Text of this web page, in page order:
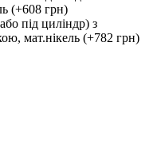
(+608 грн)
під циліндр) з
мат.нікель (+782 грн)